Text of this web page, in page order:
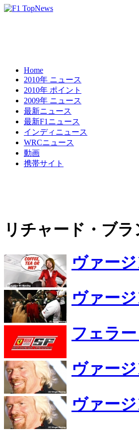
Home
2010年 ニュース
2010年 ポイント
2009年 ニュース
最新ニュース
最新F1ニュース
インディニュース
WRCニュース
動画
携帯サイト
リチャード・ブ
ヴァー
ヴァー
フェラ
ヴァー
ヴァー